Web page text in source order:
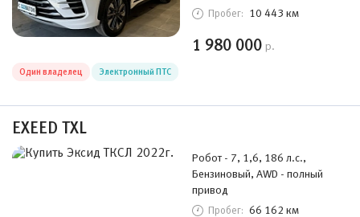
Пробег: 10 443 км
1 980 000 р.
Один владелец Электронный ПТС
EXEED TXL
Робот - 7, 1,6, 186 л.с.,
Бензиновый, AWD - полный
привод
Пробег: 66 162 км